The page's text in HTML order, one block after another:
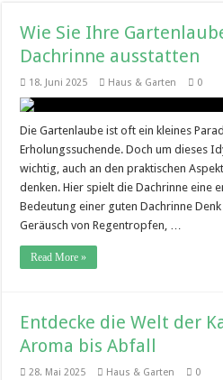
Wie Sie Ihre
Dachrinne ausstatten
18. Juni 2025 Haus & Garten 0
Die Gartenlaube ist oft ein kleines
Erholungssuchende. Doch um dieses
wichtig, auch an den praktischen
denken. Hier spielt die Dachrinne eine
Bedeutung einer guten Dachrinne
Geräusch von Regentropfen, …
Read More »
Entdecke die Welt der
Aroma bis Abfall
28. Mai 2025 Haus & Garten 0